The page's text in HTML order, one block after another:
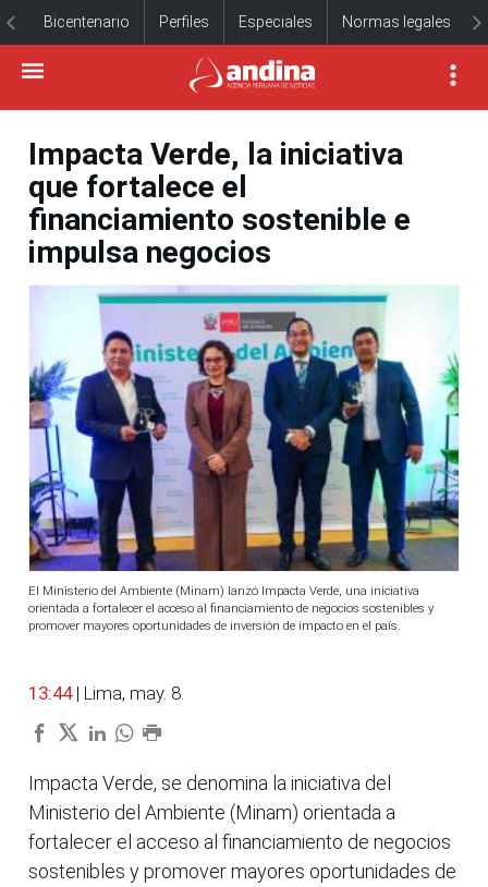
Bicentenario Perfiles Especiales Normas legales
Impacta Verde, la iniciativa
que fortalece el
financiamiento sostenible e
impulsa negocios
El Ministerio del Ambiente (Minam) lanzó Impacta Verde, una iniciativa
orientada a fortalecer el acceso al financiamiento de negocios sostenibles y
promover mayores oportunidades de inversión de impacto en el país.
13:44 | Lima, may. 8.
Impacta Verde, se denomina la iniciativa del
Ministerio del Ambiente (Minam) orientada a
fortalecer el acceso al financiamiento de negocios
sostenibles y promover mayores oportunidades de